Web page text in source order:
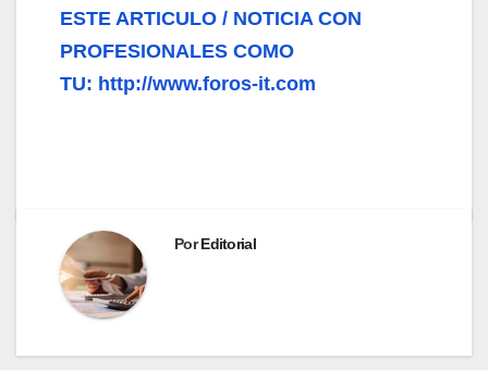
ESTE ARTICULO / NOTICIA CON
PROFESIONALES COMO
TU: http://www.foros-it.com
PorEditorial